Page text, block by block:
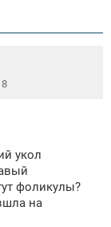
укол
фоликулы?
на